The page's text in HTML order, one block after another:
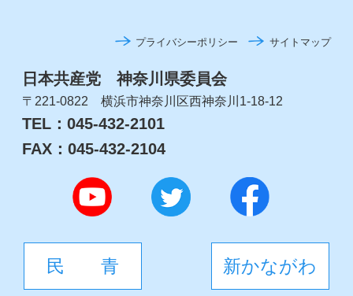
プライバシーポリシー サイトマップ
日本共産党 神奈川県委員会
〒221-0822 横浜市神奈川区西神奈川1-18-12
TEL：045-432-2101
FAX：045-432-2104
民 青 新かながわ